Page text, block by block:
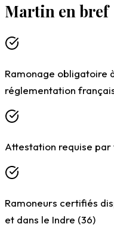
Chargement du
Martin en bref
Ramonage obligatoire
réglementation
Attestation requise
Ramoneurs certifiés
et dans le Indre (36)